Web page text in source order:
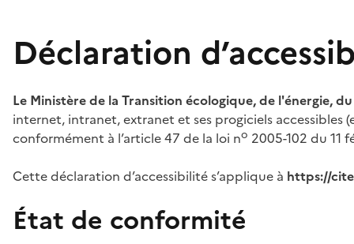
Déclaration
Le Ministère de la Transition écologique, de l'énergie,
internet, intranet, extranet et ses progiciels
conformément à l’article 47 de la loi no 2005-102 du 11
Cette déclaration d’accessibilité s’applique à https://
État de conformité